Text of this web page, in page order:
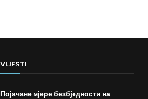
VIJESTI
Појачане мјере безбједности на